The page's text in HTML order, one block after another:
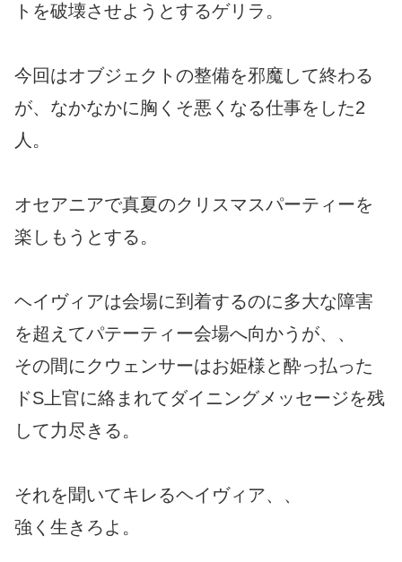
トを破壊させようとするゲリラ。
今回はオブジェクトの整備を邪魔して終わる
が、なかなかに胸くそ悪くなる仕事をした2
人。
オセアニアで真夏のクリスマスパーティーを
楽しもうとする。
ヘイヴィアは会場に到着するのに多大な障害
を超えてパテーティー会場へ向かうが、、
その間にクウェンサーはお姫様と酔っ払った
ドS上官に絡まれてダイニングメッセージを残
して力尽きる。
それを聞いてキレるヘイヴィア、、
強く生きろよ。